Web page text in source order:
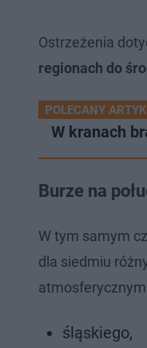
Ostrzeżenia
regionach do
POLECANY
W kranach
Burze na
W tym samym
dla siedmiu
śląskiego,